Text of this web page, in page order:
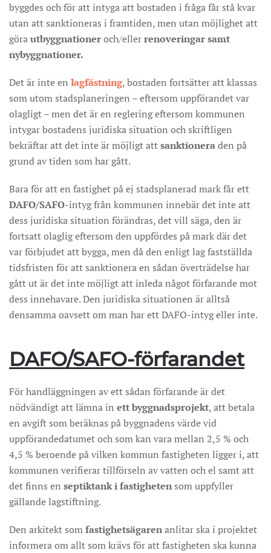
byggdes och för att intyga att bostaden i fråga får stå kvar
utan att sanktioneras i framtiden, men utan möjlighet att
görautbyggnationeroch/ellerrenoveringar samt
nybyggnationer.
Det är inte en lagfästning, bostaden fortsätter att klassas
som utom stadsplaneringen – eftersom uppförandet var
olagligt – men det är en reglering eftersom kommunen
intygar bostadens juridiska situation och skriftligen
bekräftar att det inte är möjligt attsanktioneraden på
grund av tiden som har gått.
Bara för att en fastighet på ej stadsplanerad mark får ett
DAFO/SAFO-intyg från kommunen innebär det inte att
dess juridiska situation förändras, det vill säga, den är
fortsatt olaglig eftersom den uppfördes på mark där det
var förbjudet att bygga, men då den enligt lag fastställda
tidsfristen för att sanktionera en sådan överträdelse har
gått ut är det inte möjligt att inleda något förfarande mot
dess innehavare. Den juridiska situationen är alltså
densamma oavsett om man har ett DAFO-intyg eller inte.
DAFO/SAFO-förfarandet
För handläggningen av ett sådan förfarande är det
nödvändigt att lämna in ett byggnadsprojekt, att betala
en avgift som beräknas på byggnadens värde vid
uppförandedatumet och som kan vara mellan 2,5 % och
4,5 % beroende på vilken kommun fastigheten ligger i, att
kommunen verifierar tillförseln av vatten och el samt att
det finns en septiktank i fastigheten som uppfyller
gällande lagstiftning.
Den arkitekt somfastighetsägarenanlitar ska i projektet
informera om allt som krävs för att fastigheten ska kunna